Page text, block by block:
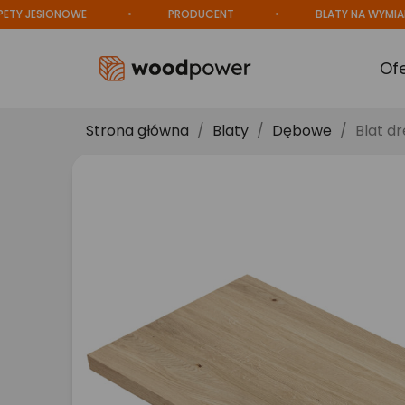
PRODUCENT BLATY NA WYMIAR
Strona główna Blaty Dębowe Blat